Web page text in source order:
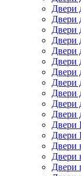
Двери
Двери
Двери
Двери
Двери
Двери
Двери
Двери
Двери
Двери
Двери
Двери
Двери
Двери